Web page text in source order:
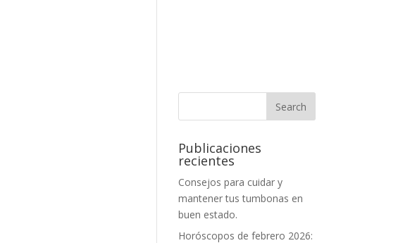
Publicaciones
recientes
Consejos para cuidar y
mantener tus tumbonas en
buen estado.
Horóscopos de febrero 2026: